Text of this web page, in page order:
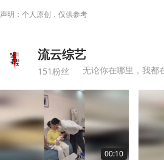
声明：个人原创，仅供参考
流云综艺
151粉丝 无论你在哪里，我都
00:10